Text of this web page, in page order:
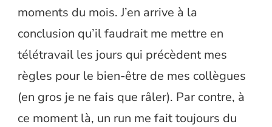
moments du mois. J’en arrive à la
conclusion qu’il faudrait me mettre en
télétravail les jours qui précèdent mes
règles pour le bien-être de mes collègues
(en gros je ne fais que râler). Par contre, à
ce moment là, un run me fait toujours du